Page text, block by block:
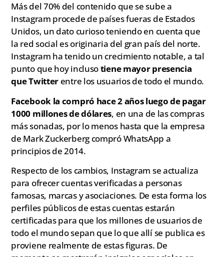
Más del 70% del contenido que se sube a
Instagram procede de países fueras de Estados
Unidos, un dato curioso teniendo en cuenta que
la red social es originaria del gran país del norte.
Instagram ha tenido un crecimiento notable, a tal
punto que hoy inclusotiene mayor presencia
que Twitter entre los usuarios de todo el mundo.
Facebook la compró hace 2 años luego de pagar
1000 millones de dólares, en una de las compras
más sonadas, por lo menos hasta que la empresa
de Mark Zuckerberg compró WhatsApp a
principios de 2014.
Respecto de los cambios, Instagram se actualiza
para ofrecer cuentas verificadas a personas
famosas, marcas y asociaciones. De esta forma los
perfiles públicos de estas cuentas estarán
certificadas para que los millones de usuarios de
todo el mundo sepan que lo que allí se publica es
proviene realmente de estas figuras. De